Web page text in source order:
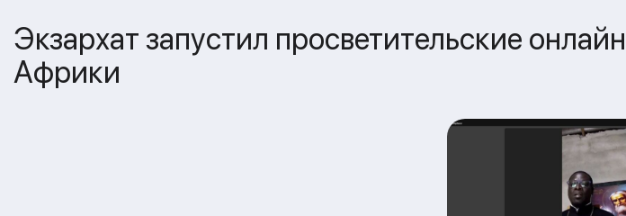
Экзархат запустил просветительские
Африки